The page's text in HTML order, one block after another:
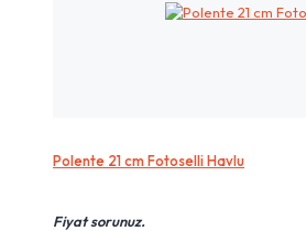
Polente 21 cm Fotoselli Havlu
Fiyat sorunuz.